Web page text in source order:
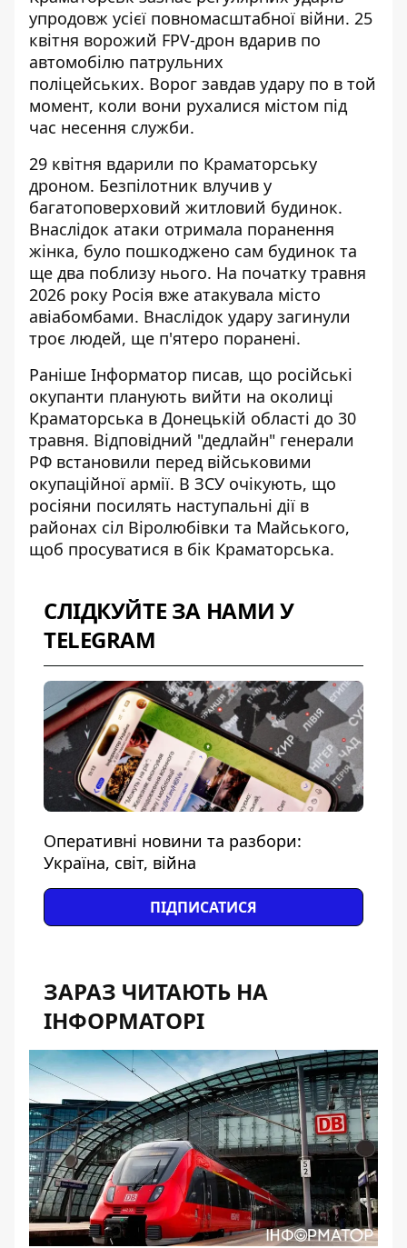
упродовж усієї повномасштабної війни. 25
квітня ворожий FPV-дрон вдарив по
автомобілю патрульних
поліцейських. Ворог завдав удару по в той
момент, коли вони рухалися містом під
час несення служби.
29 квітня вдарили по Краматорську
дроном. Безпілотник влучив у
багатоповерховий житловий будинок.
Внаслідок атаки отримала поранення
жінка, було пошкоджено сам будинок та
ще два поблизу нього. На початку травня
2026 року Росія вже атакувала місто
авіабомбами. Внаслідок удару загинули
троє людей, ще п'ятеро поранені.
Раніше Інформатор писав, що російські
окупанти планують вийти на околиці
Краматорська в Донецькій області до 30
травня. Відповідний "дедлайн" генерали
РФ встановили перед військовими
окупаційної армії. В ЗСУ очікують, що
росіяни посилять наступальні дії в
районах сіл Віролюбівки та Майського,
щоб просуватися в бік Краматорська.
СЛІДКУЙТЕ ЗА НАМИ У
TELEGRAM
Оперативні новини та разбори:
Україна, світ, війна
ПІДПИСАТИСЯ
ЗАРАЗ ЧИТАЮТЬ НА
ІНФОРМАТОРІ